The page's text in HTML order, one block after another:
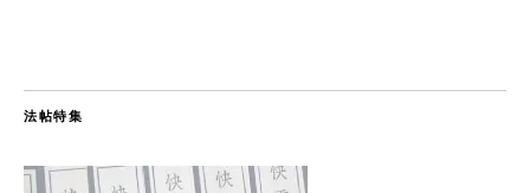
法帖特集